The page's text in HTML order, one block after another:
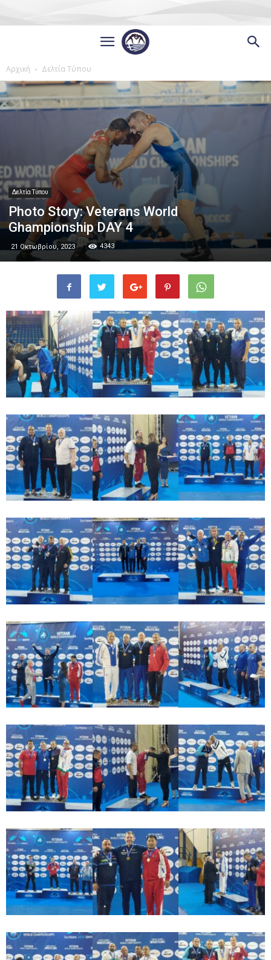
Αρχική Δελτία Τύπου
Δελτία Τύπου
Photo Story: Veterans World
Ghampionship DAY 4
21 Οκτωβρίου, 2023 4343